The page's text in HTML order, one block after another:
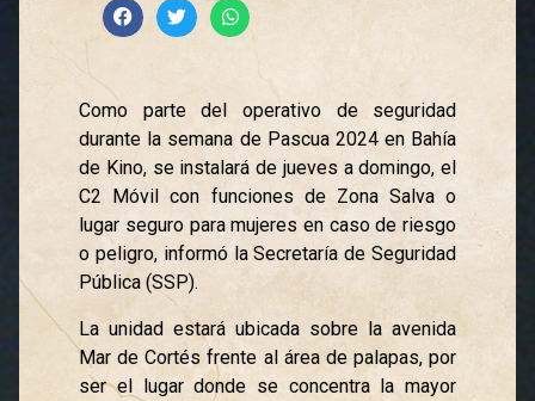
Como parte del operativo de seguridad
durante la semana de Pascua 2024 en Bahía
de Kino, se instalará de jueves a domingo, el
C2 Móvil con funciones de Zona Salva o
lugar seguro para mujeres en caso de riesgo
o peligro, informó la Secretaría de Seguridad
Pública (SSP).
La unidad estará ubicada sobre la avenida
Mar de Cortés frente al área de palapas, por
ser el lugar donde se concentra la mayor